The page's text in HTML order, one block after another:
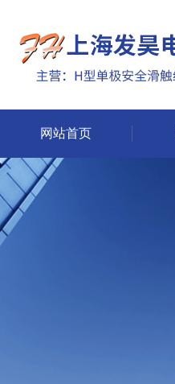
网站首页